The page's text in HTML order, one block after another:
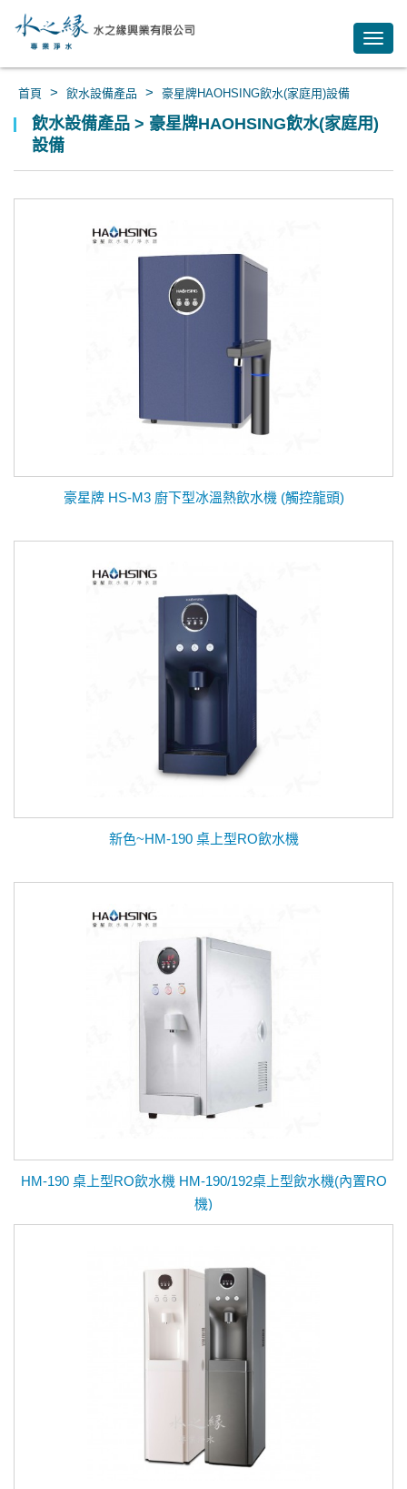
首頁 > 飲水設備產品 > 豪星牌HAOHSING飲水(家庭用)設備
飲水設備產品 > 豪星牌HAOHSING飲水(家庭用)
設備
豪星牌 HS-M3 廚下型冰溫熱飲水機 (觸控龍頭)
新色~HM-190 桌上型RO飲水機
HM-190 桌上型RO飲水機 HM-190/192桌上型飲水機(內置RO
機)